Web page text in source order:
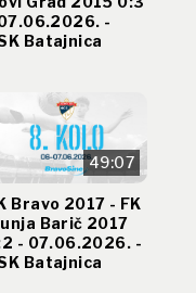
-
Batajnica
49:07
Bravo 2017 - FK
Barič 2017
- 07.06.2026. -
Batajnica